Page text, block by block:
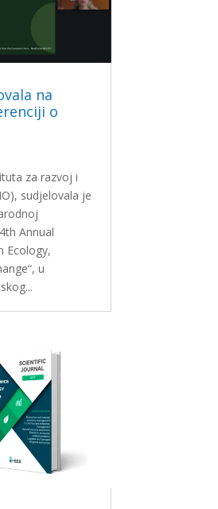
na
o
za razvoj i
sudjelovala je
Annual
Ecology,
u